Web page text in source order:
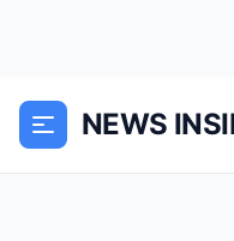
NEWS